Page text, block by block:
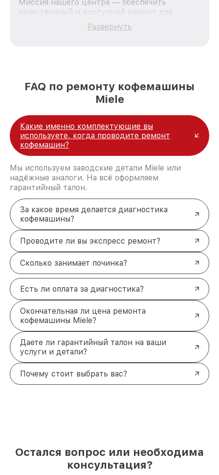
Миссия нашего центра — обеспечить
качественный и доступный ремонт для
каждого пользователя продукции Miele, вне
зависимости от сложности поломки. Мы
и лояльности наших клиентов.
Развернуть
FAQ по ремонту кофемашины
Miele
Какие именно комплектующие вы
используете, когда проводите ремонт
кофемашин?
Мы используем заводские детали Miele или
надёжные аналоги. На всё оформляем
гарантийный талон.
За какое время делается диагностика
кофемашины?
Проводите ли вы экспресс ремонт?
Сколько занимает починка?
Есть ли оплата за диагностика?
Окончательная ли цена ремонта
кофемашины Miele?
Даете ли гарантийный талон на ваши
услуги и детали?
Почему стоит выбрать вас?
Остался вопрос или необходима
консультация?